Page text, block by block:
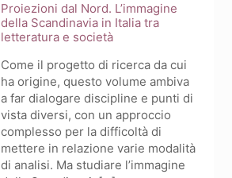
Proiezioni dal Nord. L’immagine
della Scandinavia in Italia tra
letteratura e società
Come il progetto di ricerca da cui
ha origine, questo volume ambiva
a far dialogare discipline e punti di
vista diversi, con un approccio
complesso per la difficoltà di
mettere in relazione varie modalità
di analisi. Ma studiare l’immagine